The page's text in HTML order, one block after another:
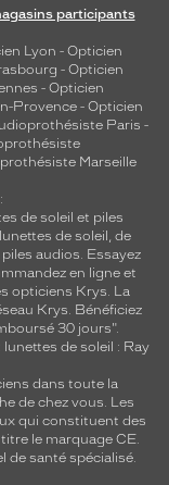
participants
Lyon - Opticien
- Opticien
- Opticien
Provence - Opticien
Paris -
Marseille
de soleil et piles
de soleil, de
piles audios. Essayez
en ligne et
opticiens Krys. La
Krys. Bénéficiez
30 jours".
lunettes de soleil : Ray
dans toute la
de chez vous . Les
qui constituent des
le marquage CE.
de santé spécialisé.